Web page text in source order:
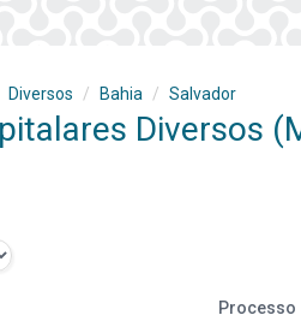
Diversos Bahia Salvador
Diversos
Processo